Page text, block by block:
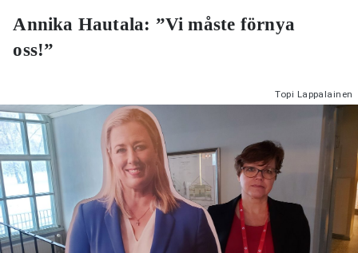
Annika Hautala: ”Vi måste förnya
oss!”
Topi Lappalainen